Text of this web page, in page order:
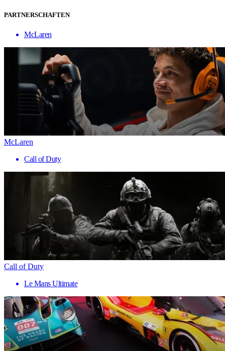
PARTNERSCHAFTEN
McLaren
McLaren
Call of Duty
Call of Duty
Le Mans Ultimate